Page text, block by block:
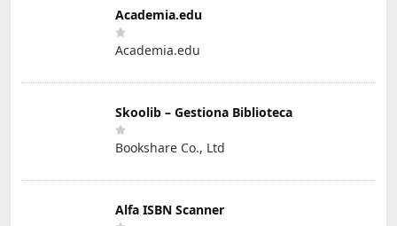
Academia.edu
Academia.edu
Skoolib – Gestiona Biblioteca
Bookshare Co., Ltd
Alfa ISBN Scanner